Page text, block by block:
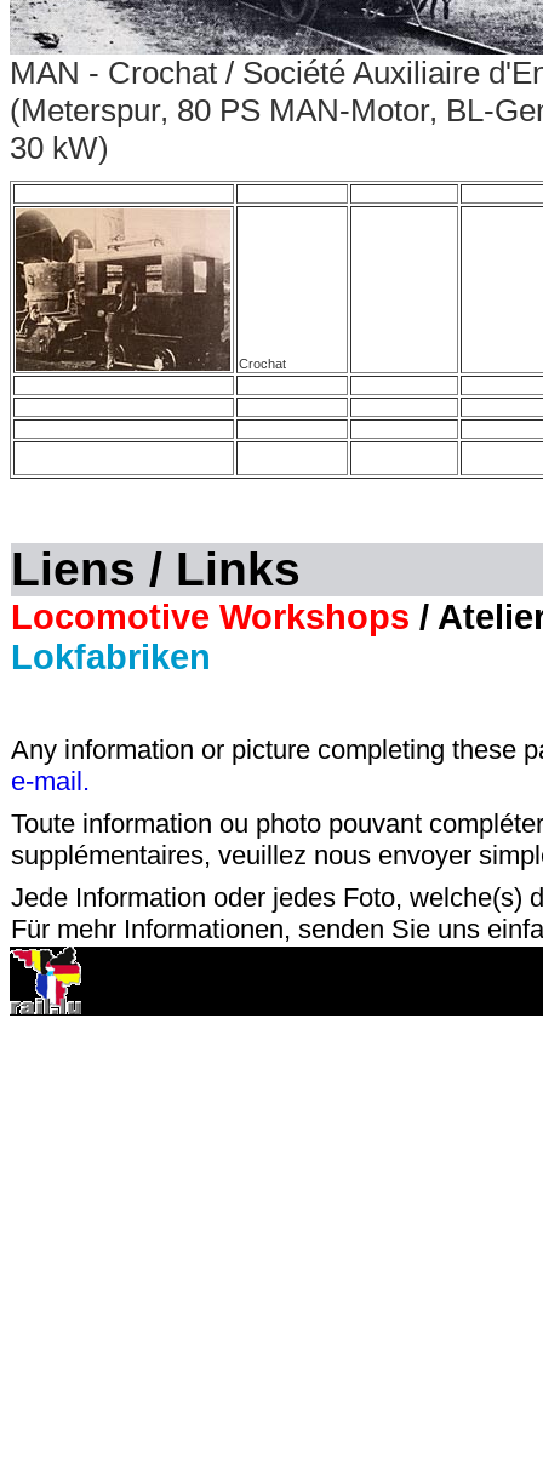
MAN - Crochat / Société Auxiliaire
(Meterspur, 80 PS MAN-Motor, BL-
30 kW)
Crochat
Liens / Links
Locomotive Workshops /
Lokfabriken
Any information or picture completing these
e-mail.
Toute information ou photo pouvant
supplémentaires, veuillez nous envoyer
Jede Information oder jedes Foto, welche(s)
Für mehr Informationen, senden Sie uns